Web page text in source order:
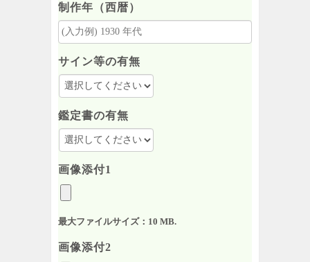
制作年（西暦）
サイン等の有無
鑑定書の有無
画像添付1
最大ファイルサイズ：10 MB.
画像添付2